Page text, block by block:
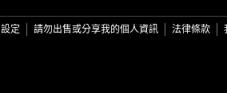
定 請勿出售或分享我的個人資訊 法律條款